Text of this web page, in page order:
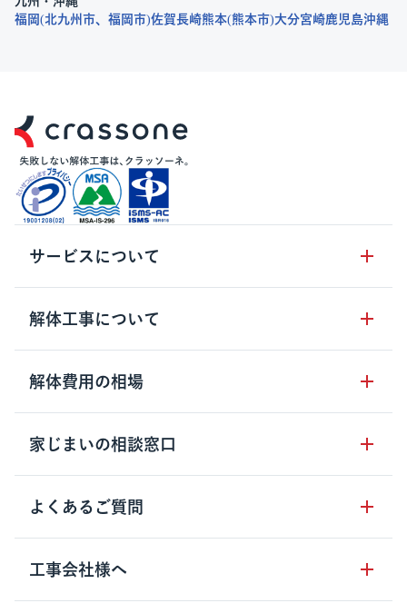
福岡 北九州市 福岡市 佐賀長崎熊本 熊本市 大分宮崎鹿児島沖縄
サービスについて
サービスの流れ
サービスのメリット
クラッソーネの自治体連携
お客さまの声
空き家の処分を検討のお客様へ
解体工事について
解体工事の基礎知識
解体工事に関わる法律
用語集
解体費用の相場
木造住宅の相場
鉄骨造住宅の相場
RC造住宅の相場
家じまいの相談窓口
家じまいの相談窓口
よくあるご質問
クラッソーネの利用方法
工事の進め方
工事会社様へ